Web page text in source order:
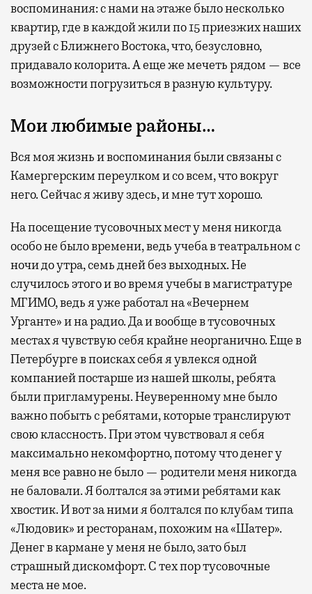
воспоминания: с нами на этаже было несколько
квартир, где в каждой жили по 15 приезжих наших
друзей с Ближнего Востока, что, безусловно,
придавало колорита. А еще же мечеть рядом — все
возможности погрузиться в разную культуру.
Мои любимые районы…
Вся моя жизнь и воспоминания были связаны с
Камергерским переулком и со всем, что вокруг
него. Сейчас я живу здесь, и мне тут хорошо.
На посещение тусовочных мест у меня никогда
особо не было времени, ведь учеба в театральном с
ночи до утра, семь дней без выходных. Не
случилось этого и во время учебы в магистратуре
МГИМО, ведь я уже работал на «Вечернем
Урганте» и на радио. Да и вообще в тусовочных
местах я чувствую себя крайне неорганично. Еще в
Петербурге в поисках себя я увлекся одной
компанией постарше из нашей школы, ребята
были пригламурены. Неуверенному мне было
важно побыть с ребятами, которые транслируют
свою классность. При этом чувствовал я себя
максимально некомфортно, потому что денег у
меня все равно не было — родители меня никогда
не баловали. Я болтался за этими ребятами как
хвостик. И вот за ними я болтался по клубам типа
«Людовик» и ресторанам, похожим на «Шатер».
Денег в кармане у меня не было, зато был
страшный дискомфорт. С тех пор тусовочные
места не мое.